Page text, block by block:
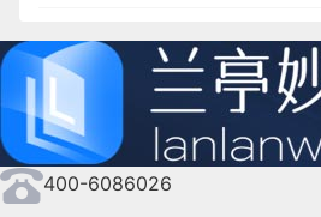
2024年9月(144)
2024年8月(164)
2024年7月(107)
400-6086026